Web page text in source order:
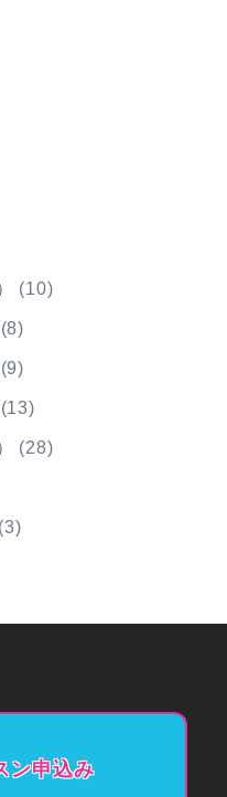
(10)
(8)
(9)
(13)
(28)
(3)
ン申込み